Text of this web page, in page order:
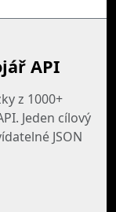
API
z 1000+
Jeden cílový
JSON